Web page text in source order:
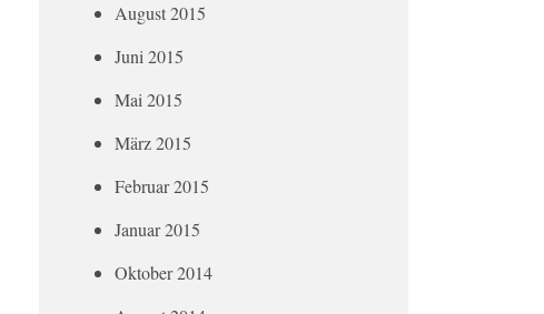
August 2015
Juni 2015
Mai 2015
März 2015
Februar 2015
Januar 2015
Oktober 2014